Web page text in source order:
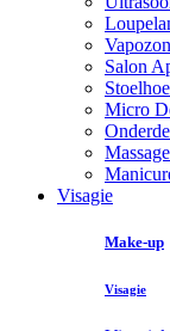
Salon
Micro
Visagie
Make-up
Visagie